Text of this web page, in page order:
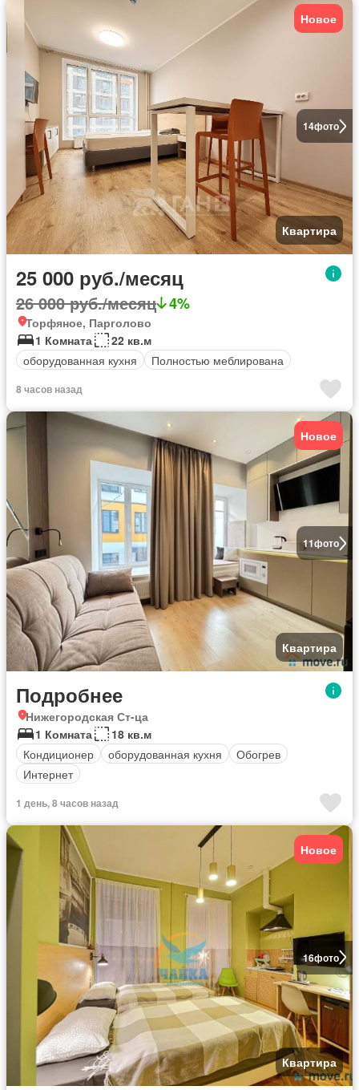
14фото
Новое
Квартира
25 000 руб./месяц
26 000 руб./месяц 4%
Торфяное, Парголово
1 Комната
22 кв.м
оборудованная кухня
Полностью меблирована
8 часов назад
11фото
Новое
Квартира
Подробнее
Нижегородская Ст-ца
1 Комната
18 кв.м
Кондиционер
оборудованная кухня
Обогрев
Интернет
1 день, 8 часов назад
16фото
Новое
Квартира